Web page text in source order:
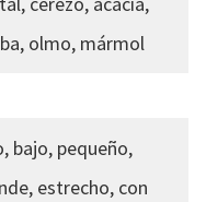
olmo, mármol
bajo, pequeño,
estrecho, con